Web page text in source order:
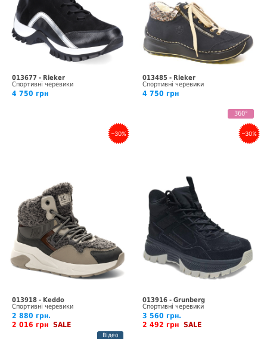
013677 - Rieker
Спортивні черевики
4 750 грн
013485 - Rieker
Спортивні черевики
4 750 грн
360°
–30%
013918 - Keddo
Спортивні черевики
2 880 грн.
2 016 грн SALE
Відео
–30%
013916 - Grunberg
Спортивні черевики
3 560 грн.
2 492 грн SALE